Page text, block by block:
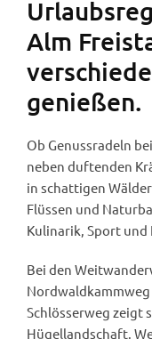
Alm
genießen.
Ob Genussradeln
neben duftenden
in schattigen
Flüssen und
Kulinarik, Sport
Bei den
Schlösserweg zeigt
Hügellandschaft.